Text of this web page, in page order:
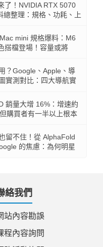
了！NVIDIA RTX 5070
總整理：規格、功耗、上
mini 規格爆料：M6
搭檔登場！容量或將
？Google、Apple、導
實測對比：四大導航實
銷量大增 16%：增速約
購買者有一半以上根本
留不住！從 AlphaFold
的焦慮：為何明星
絡我們
站內容勘誤
程內容詢問